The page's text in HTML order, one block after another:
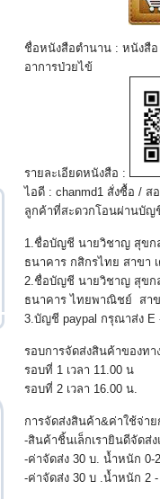
ชื่อหนังสือตำนาน : หนังสือ
อาการป่วยไข้
รายละเอียดหนังสือ :
ไอดี : chanmd1 สั่งซื้อ / สอ
ลูกค้าที่สะดวกโอนผ่านบัญ
1.ชื่อบัญชี นายวิชาญ สุขก
ธนาคาร กสิกรไทย สาขา
2.ชื่อบัญชี นายวิชาญ สุขก
ธนาคาร ไทยพาณิชย์ สาข
3.บัญชี paypal กรุณาส่ง E
รอบการจัดส่งสินค้าของทา
รอบที่ 1 เวลา 11.00 น
รอบที่ 2 เวลา 16.00 น.
การจัดส่งสินค้า&ค่าใช้จ่าย
-สินค้าชิ้นเล็กเรายินดีจัดส่
-ค่าจัดส่ง 30 บ. น้ำหนัก 0-
-ค่าจัดส่ง 30 บ .น้ำหนัก 2